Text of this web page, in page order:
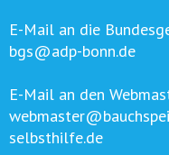
E-Mail an die
bgs@adp-bonn.de
E-Mail an den
selbsthilfe.de